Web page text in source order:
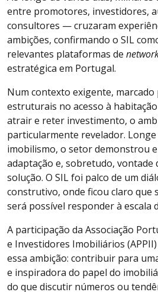
entre promotores, investidores,
consultores — cruzaram
ambições, confirmando o SIL
relevantes plataformas de
estratégica em Portugal.
Num contexto exigente, marcado
estruturais no acesso à
atrair e reter investimento, o
particularmente revelador.
imobilismo, o setor demonstrou
adaptação e, sobretudo, vontade
solução. O SIL foi palco de um
construtivo, onde ficou claro que
será possível responder à escala
A participação da Associação
e Investidores Imobiliários
essa ambição: contribuir para
e inspiradora do papel do
do que discutir números ou